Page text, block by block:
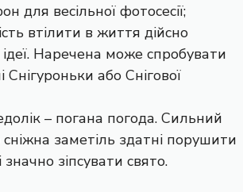
для весільної фотосесії;
втілити в життя дійсно
ідеї. Наречена може спробувати
Снігуроньки або Снігової
– погана погода. Сильний
заметіль здатні порушити
значно зіпсувати свято.